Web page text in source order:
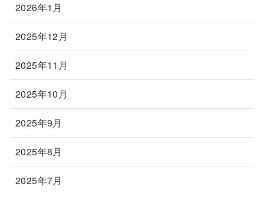
2026年1月
2025年12月
2025年11月
2025年10月
2025年9月
2025年8月
2025年7月